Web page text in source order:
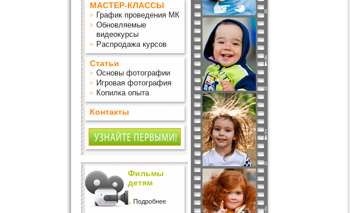
МАСТЕР-КЛАССЫ
График проведения МК
Обновляемые
видеокурсы
Распродажа курсов
Статьи
Основы фотографии
Игровая фотография
Копилка опыта
Контакты
Фильмы
детям
Подробнее